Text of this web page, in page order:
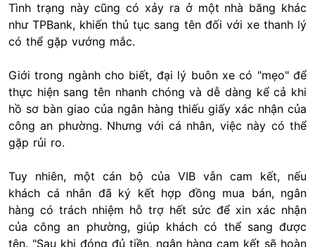
Tình trạng này cũng có xảy ra ở một nhà băng khác
như TPBank, khiến thủ tục sang tên đối với xe thanh lý
có thể gặp vướng mắc.
Giới trong ngành cho biết, đại lý buôn xe có "mẹo" để
thực hiện sang tên nhanh chóng và dễ dàng kể cả khi
hồ sơ bàn giao của ngân hàng thiếu giấy xác nhận của
công an phường. Nhưng với cá nhân, việc này có thể
gặp rủi ro.
Tuy nhiên, một cán bộ của VIB vẫn cam kết, nếu
khách cá nhân đã ký kết hợp đồng mua bán, ngân
hàng có trách nhiệm hỗ trợ hết sức để xin xác nhận
của công an phường, giúp khách có thể sang được
tên. "Sau khi đóng đủ tiền, ngân hàng cam kết sẽ hoàn